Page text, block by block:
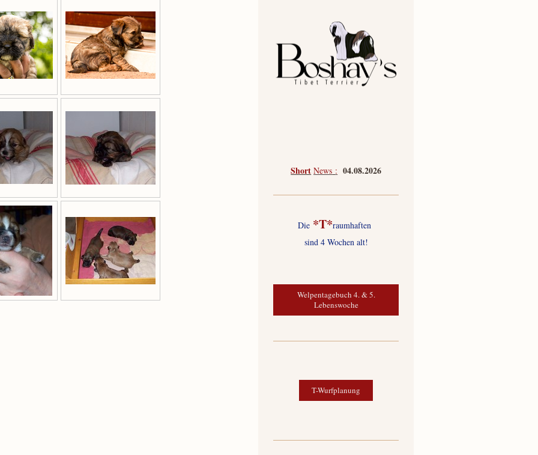
Short News : 04.08.2026
Die *T*raumhaften
sind 4 Wochen alt!
Welpentagebuch 4. & 5.
Lebenswoche
T-Wurfplanung